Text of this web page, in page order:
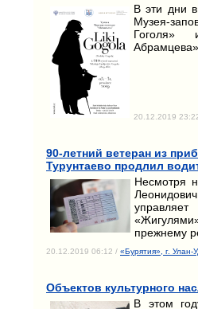
В эти дни
Музея-
Гоголя»
Абрамцева».
20.12.2019
90-летний ветеран из
Турунтаево продлил
Несмотря
прежнему
20.12.2019 06:12 / «Бурятия», г. Улан-
Объектов культурного
В этом